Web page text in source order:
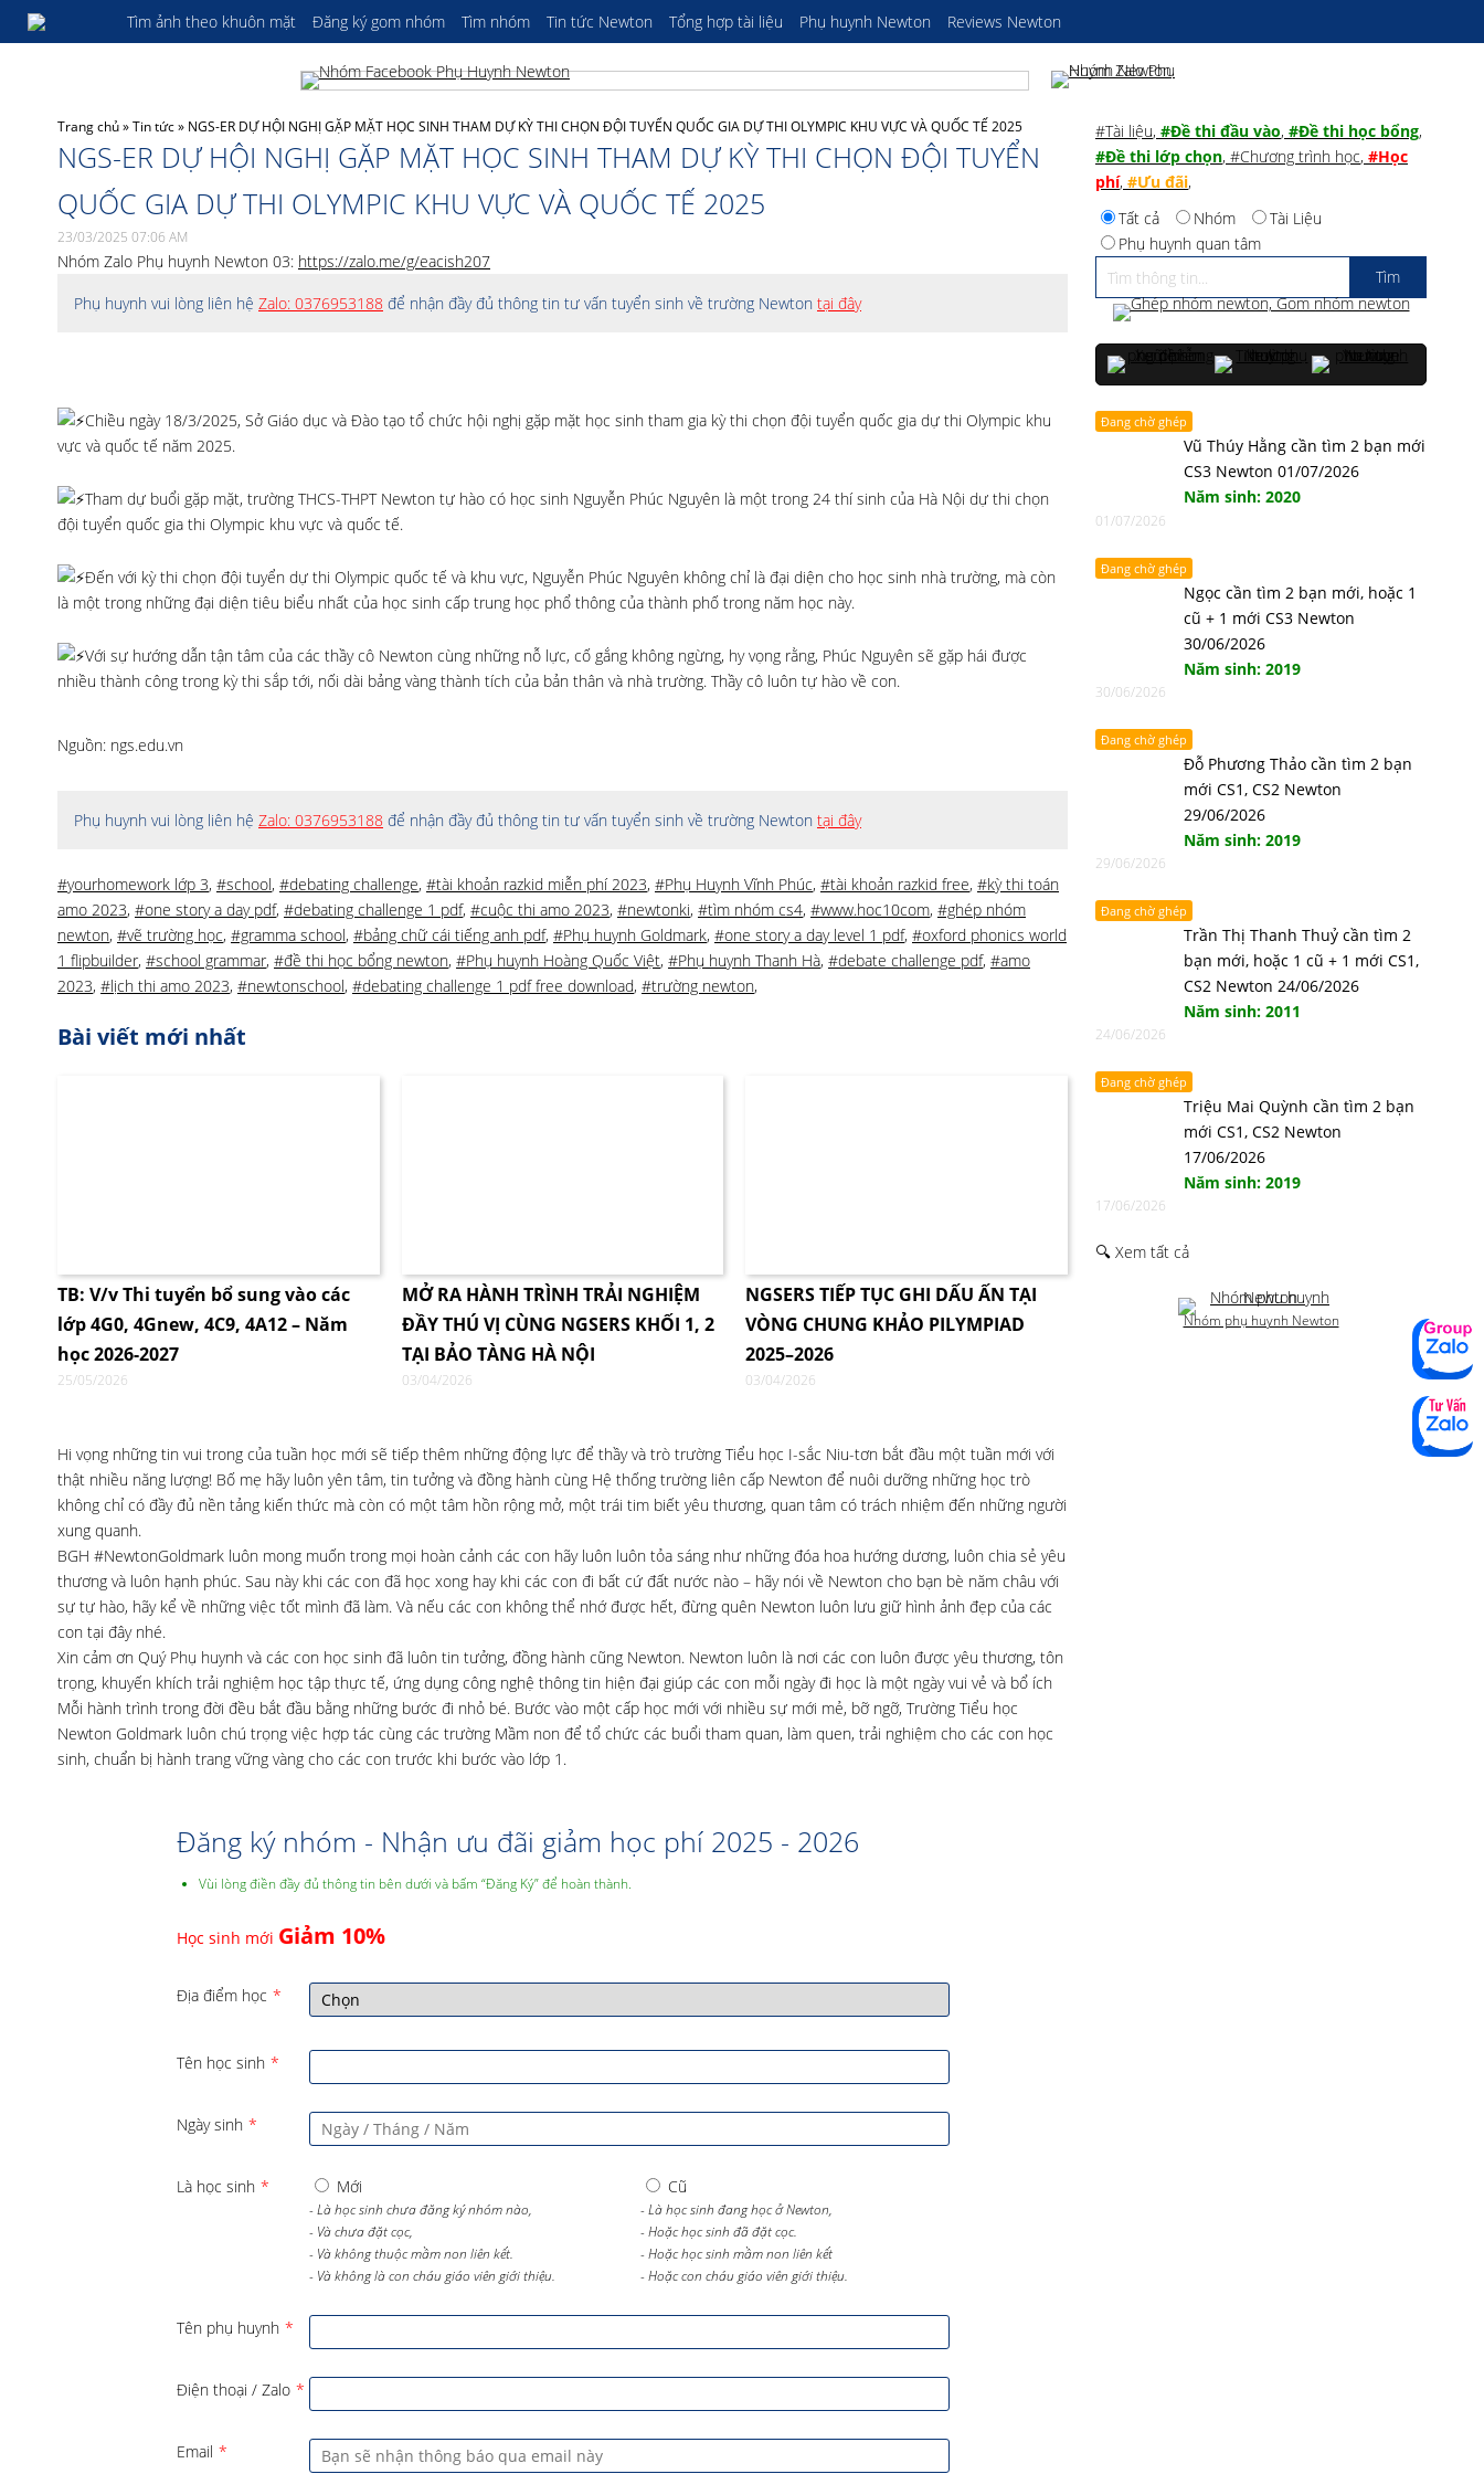
Tìm ảnh theo khuôn mặt Đăng ký gom nhóm Tìm nhóm Tin tức Newton Tổng hợp tài liệu Phụ huynh Newton Reviews Newton
Trang chủ»Tin tức» NGS-ER DỰ HỘI NGHỊ GẶP MẶT HỌC SINH THAM DỰ KỲ THI CHỌN ĐỘI TUYỂN QUỐC GIA DỰ THI OLYMPIC KHU VỰC VÀ QUỐC TẾ 2025
NGS-ER DỰ HỘI NGHỊ GẶP MẶT HỌC SINH THAM DỰ KỲ THI CHỌN ĐỘI TUYỂN
QUỐC GIA DỰ THI OLYMPIC KHU VỰC VÀ QUỐC TẾ 2025
23/03/2025 07:06 AM
Nhóm Zalo Phụ huynh Newton 03: https://zalo.me/g/eacish207
Phụ huynh vui lòng liên hệ Zalo: 0376953188 để nhận đầy đủ thông tin tư vấn tuyển sinh về trường Newton tại đây
Chiều ngày 18/3/2025, Sở Giáo dục và Đào tạo tổ chức hội nghị gặp mặt học sinh tham gia kỳ thi chọn đội tuyển quốc gia dự thi Olympic khu
vực và quốc tế năm 2025.
Tham dự buổi gặp mặt, trường THCS-THPT Newton tự hào có học sinh Nguyễn Phúc Nguyên là một trong 24 thí sinh của Hà Nội dự thi chọn
đội tuyển quốc gia thi Olympic khu vực và quốc tế.
Đến với kỳ thi chọn đội tuyển dự thi Olympic quốc tế và khu vực, Nguyễn Phúc Nguyên không chỉ là đại diện cho học sinh nhà trường, mà còn
là một trong những đại diện tiêu biểu nhất của học sinh cấp trung học phổ thông của thành phố trong năm học này.
Với sự hướng dẫn tận tâm của các thầy cô Newton cùng những nỗ lực, cố gắng không ngừng, hy vọng rằng, Phúc Nguyên sẽ gặp hái được
nhiều thành công trong kỳ thi sắp tới, nối dài bảng vàng thành tích của bản thân và nhà trường. Thầy cô luôn tự hào về con.
Nguồn: ngs.edu.vn
Phụ huynh vui lòng liên hệ Zalo: 0376953188 để nhận đầy đủ thông tin tư vấn tuyển sinh về trường Newton tại đây
#yourhomework lớp 3, #school, #debating challenge, #tài khoản razkid miễn phí 2023, #Phụ Huynh Vĩnh Phúc, #tài khoản razkid free, #kỳ thi toán
amo 2023, #one story a day pdf, #debating challenge 1 pdf, #cuộc thi amo 2023, #newtonki, #tìm nhóm cs4, #www.hoc10com, #ghép nhóm
newton, #vẽ trường học, #gramma school, #bảng chữ cái tiếng anh pdf, #Phụ huynh Goldmark, #one story a day level 1 pdf, #oxford phonics world
1 flipbuilder, #school grammar, #đề thi học bổng newton, #Phụ huynh Hoàng Quốc Việt, #Phụ huynh Thanh Hà, #debate challenge pdf, #amo
2023, #lịch thi amo 2023, #newtonschool, #debating challenge 1 pdf free download, #trường newton,
Bài viết mới nhất
TB: V/v Thi tuyển bổ sung vào các
lớp 4G0, 4Gnew, 4C9, 4A12 – Năm
học 2026-2027
25/05/2026
MỞ RA HÀNH TRÌNH TRẢI NGHIỆM
ĐẦY THÚ VỊ CÙNG NGSERS KHỐI 1, 2
TẠI BẢO TÀNG HÀ NỘI
03/04/2026
NGSERS TIẾP TỤC GHI DẤU ẤN TẠI
VÒNG CHUNG KHẢO PILYMPIAD
2025–2026
03/04/2026
Hi vọng những tin vui trong của tuần học mới sẽ tiếp thêm những động lực để thầy và trò trường Tiểu học I-sắc Niu-tơn bắt đầu một tuần mới với
thật nhiều năng lượng! Bố mẹ hãy luôn yên tâm, tin tưởng và đồng hành cùng Hệ thống trường liên cấp Newton để nuôi dưỡng những học trò
không chỉ có đầy đủ nền tảng kiến thức mà còn có một tâm hồn rộng mở, một trái tim biết yêu thương, quan tâm có trách nhiệm đến những người
xung quanh.
BGH #NewtonGoldmark luôn mong muốn trong mọi hoàn cảnh các con hãy luôn luôn tỏa sáng như những đóa hoa hướng dương, luôn chia sẻ yêu
thương và luôn hạnh phúc. Sau này khi các con đã học xong hay khi các con đi bất cứ đất nước nào – hãy nói về Newton cho bạn bè năm châu với
sự tự hào, hãy kể về những việc tốt mình đã làm. Và nếu các con không thể nhớ được hết, đừng quên Newton luôn lưu giữ hình ảnh đẹp của các
con tại đây nhé.
Xin cảm ơn Quý Phụ huynh và các con học sinh đã luôn tin tưởng, đồng hành cũng Newton. Newton luôn là nơi các con luôn được yêu thương, tôn
trọng, khuyến khích trải nghiệm học tập thực tế, ứng dụng công nghệ thông tin hiện đại giúp các con mỗi ngày đi học là một ngày vui vẻ và bổ ích
Mỗi hành trình trong đời đều bắt đầu bằng những bước đi nhỏ bé. Bước vào một cấp học mới với nhiều sự mới mẻ, bỡ ngỡ, Trường Tiểu học
Newton Goldmark luôn chú trọng việc hợp tác cùng các trường Mầm non để tổ chức các buổi tham quan, làm quen, trải nghiệm cho các con học
sinh, chuẩn bị hành trang vững vàng cho các con trước khi bước vào lớp 1.
Đăng ký nhóm - Nhận ưu đãi giảm học phí 2025 - 2026
Vùi lòng điền đầy đủ thông tin bên dưới và bấm “Đăng Ký” để hoàn thành.
Học sinh mới Giảm 10%
Địa điểm học *
Tên học sinh *
Ngày sinh *
Là học sinh * Mới
- Là học sinh chưa đăng ký nhóm nào,
- Và chưa đặt cọc,
- Và không thuộc mầm non liên kết.
- Và không là con cháu giáo viên giới thiệu.
Cũ
- Là học sinh đang học ở Newton,
- Hoặc học sinh đã đặt cọc.
- Hoặc học sinh mầm non liên kết
- Hoặc con cháu giáo viên giới thiệu.
Tên phụ huynh *
Điện thoại / Zalo *
Email *
#Tài liệu, #Đề thi đầu vào, #Đề thi học bổng,
#Đề thi lớp chọn, #Chương trình học, #Học
phí, #Ưu đãi,
Tất cả
Nhóm
Tài Liệu
Phụ huynh quan tâm
Đang chờ ghép
Vũ Thúy Hằng cần tìm 2 bạn mới
CS3 Newton 01/07/2026
Năm sinh: 2020
01/07/2026
Đang chờ ghép
Ngọc cần tìm 2 bạn mới, hoặc 1
cũ + 1 mới CS3 Newton
30/06/2026
Năm sinh: 2019
30/06/2026
Đang chờ ghép
Đỗ Phương Thảo cần tìm 2 bạn
mới CS1, CS2 Newton
29/06/2026
Năm sinh: 2019
29/06/2026
Đang chờ ghép
Trần Thị Thanh Thuỷ cần tìm 2
bạn mới, hoặc 1 cũ + 1 mới CS1,
CS2 Newton 24/06/2026
Năm sinh: 2011
24/06/2026
Đang chờ ghép
Triệu Mai Quỳnh cần tìm 2 bạn
mới CS1, CS2 Newton
17/06/2026
Năm sinh: 2019
17/06/2026
🔍 Xem tất cả
Nhóm phụ huynh Newton